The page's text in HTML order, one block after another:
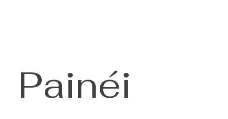
Painéi